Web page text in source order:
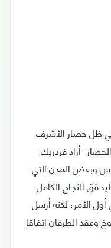
ظل حصار الأشرف
أراد فردريك
وبعض المدن التي
النجاح الكامل
الأمر، لكنه أرسل
وعقد الطرفان اتفاقا